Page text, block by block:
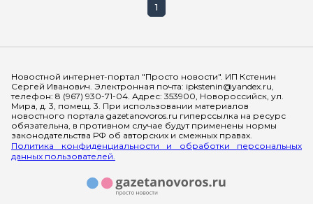
1
Новостной интернет-портал "Просто новости". ИП Кстенин
Сергей Иванович. Электронная почта: ipkstenin@yandex.ru,
телефон: 8 (967) 930-71-04. Адрес: 353900, Новороссийск, ул.
Мира, д. 3, помещ. 3. При использовании материалов
новостного портала gazetanovoros.ru гиперссылка на ресурс
обязательна, в противном случае будут применены нормы
законодательства РФ об авторских и смежных правах.
Политика конфиденциальности и обработки персональных
данных пользователей.